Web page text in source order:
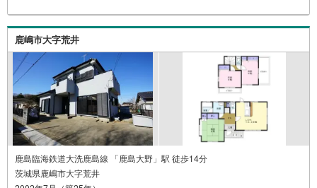
鹿嶋市大字荒井
鹿島臨海鉄道大洗鹿島線 「鹿島大野」駅 徒歩14分
茨城県鹿嶋市大字荒井